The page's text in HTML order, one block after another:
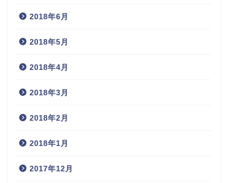
2018年6月
2018年5月
2018年4月
2018年3月
2018年2月
2018年1月
2017年12月